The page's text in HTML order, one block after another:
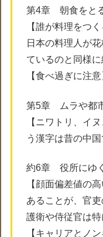
第4章 朝食をと
【誰が料理をつ
日本の料理人が
ているのと同様
【食べ過ぎに注
第5章 ムラや都
【ニワトリ、イ
う漢字は昔の中
約6章 役所にゆ
【顔面偏差値の
あることが、官
護衛や侍従官は特
【キャリアとノ